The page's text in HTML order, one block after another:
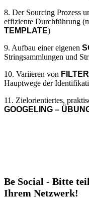
8. Der Sourcing Prozess
effiziente Durchführung
TEMPLATE)
9. Aufbau einer eigenen
Stringsammlungen und
10. Variieren von
Hauptwege der
11. Zielorientiertes,
GOOGELING –
Be Social - Bitte
Ihrem Netzwerk!